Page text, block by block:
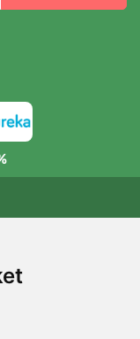
80 EUR
vagy